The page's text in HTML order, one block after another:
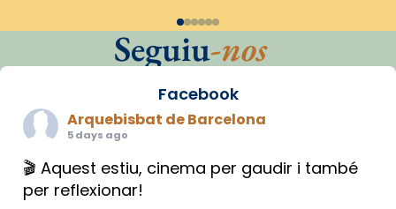
Seguiu-nos
Facebook
Arquebisbat de Barcelona
5 days ago
🎬 Aquest estiu, cinema per gaudir i també
per reflexionar!